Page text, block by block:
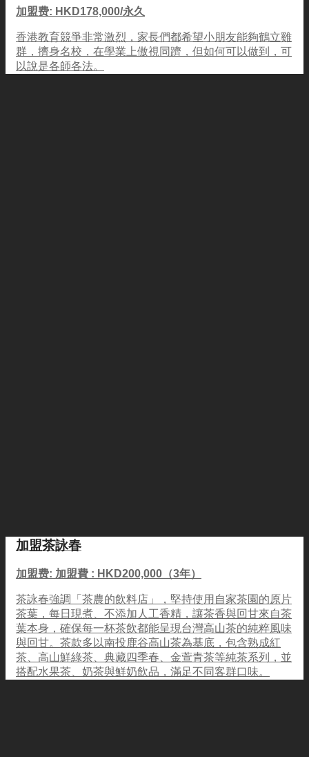
加盟费: HKD178,000/永久
香港教育競爭非常激烈，家長們都希望小朋友能夠鶴立雞
群，擠身名校，在學業上傲視同躋，但如何可以做到，可
以說是各師各法。
加盟茶詠春
加盟费: 加盟費 : HKD200,000（3年）
茶詠春強調「茶農的飲料店」，堅持使用自家茶園的原片
茶葉，每日現煮、不添加人工香精，讓茶香與回甘來自茶
葉本身，確保每一杯茶飲都能呈現台灣高山茶的純粹風味
與回甘。茶款多以南投鹿谷高山茶為基底，包含熟成紅
茶、高山鮮綠茶、典藏四季春、金萱青茶等純茶系列，並
搭配水果茶、奶茶與鮮奶飲品，滿足不同客群口味。